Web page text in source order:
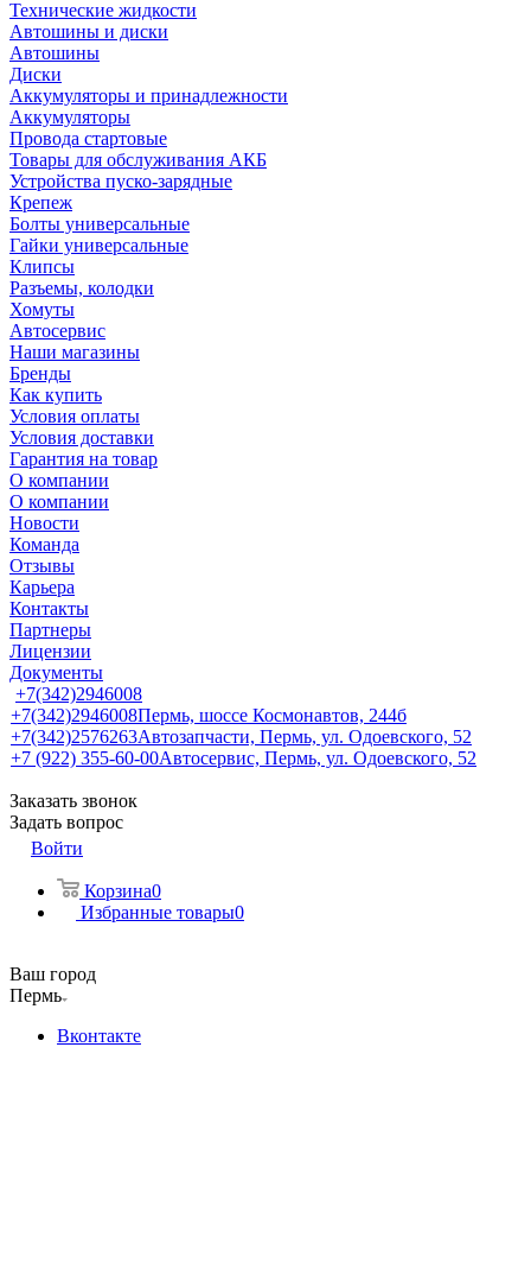
Технические жидкости
Автошины и диски
Автошины
Диски
Аккумуляторы и принадлежности
Аккумуляторы
Провода стартовые
Товары для обслуживания АКБ
Устройства пуско-зарядные
Крепеж
Болты универсальные
Гайки универсальные
Клипсы
Разъемы, колодки
Хомуты
Автосервис
Наши магазины
Бренды
Как купить
Условия оплаты
Условия доставки
Гарантия на товар
О компании
О компании
Новости
Команда
Отзывы
Карьера
Контакты
Партнеры
Лицензии
Документы
+7(342)2946008
+7(342)2946008Пермь, шоссе Космонавтов, 244б
+7(342)2576263Автозапчасти, Пермь, ул. Одоевского, 52
+7 (922) 355-60-00Автосервис, Пермь, ул. Одоевского, 52
Заказать звонок
Задать вопрос
Войти
Корзина0
Избранные товары0
Ваш город
Пермь
Вконтакте